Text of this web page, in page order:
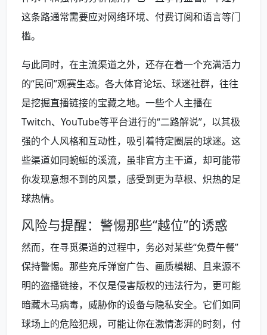
这条路通常需要应对网络环境、付费订阅和语言等门
槛。
与此同时，在主流渠道之外，还存在着一个充满活力
的“民间”观赛生态。各大体育论坛、球迷社群，往往
是挖掘直播链接的宝藏之地。一些个人主播在
Twitch、YouTube等平台进行的“二路解说”，以其极
强的个人风格和互动性，吸引着特定圈层的球迷。这
些渠道如同蜿蜒的溪流，虽非官方主干道，却可能带
你发现意想不到的风景，感受到更为草根、炽热的足
球热情。
风险与提醒：警惕那些“越位”的诱惑
然而，在寻觅渠道的过程中，务必对某些“免费午餐”
保持警惕。那些充斥弹窗广告、画质模糊、且来源不
明的盗播链接，不仅是侵害版权的违法行为，更可能
暗藏木马病毒，威胁你的设备与隐私安全。它们如同
球场上的危险犯规，可能让你在激情澎湃的时刻，付